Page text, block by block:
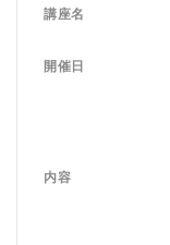
講座名
開催日
内容